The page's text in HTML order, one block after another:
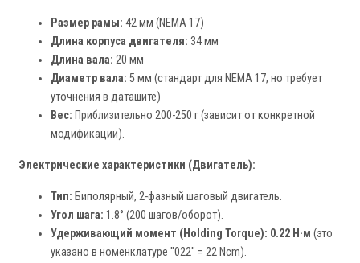
Размер рамы: 42 мм (NEMA 17)
Длина корпуса двигателя: 34 мм
Длина вала: 20 мм
Диаметр вала: 5 мм (стандарт для NEMA 17, но требует
уточнения в даташите)
Вес: Приблизительно 200-250 г (зависит от конкретной
модификации).
Электрические характеристики (Двигатель):
Тип: Биполярный, 2-фазный шаговый двигатель.
Угол шага: 1.8° (200 шагов/оборот).
Удерживающий момент (Holding Torque): 0.22 Н·м (это
указано в номенклатуре "022" = 22 Ncm).